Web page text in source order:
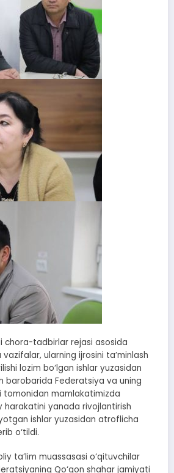
chora-tadbirlar rejasi asosida
ularning ijrosini ta’minlash
lozim bo‘lgan ishlar yuzasidan
barobarida Federatsiya va uning
tomonidan mamlakatimizda
harakatini yanada rivojlantirish
ishlar yuzasidan atroflicha
o‘tildi.
ta’lim muassasasi o‘qituvchilar
Qo‘qon shahar jamiyati